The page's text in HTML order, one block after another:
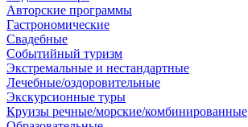
Авторские программы
Гастрономические
Свадебные
Событийный туризм
Экстремальные и нестандартные
Лечебные/оздоровительные
Экскурсионные туры
Круизы речные/морские/комбинированные